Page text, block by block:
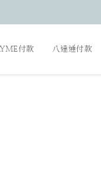
付款 八達通付款